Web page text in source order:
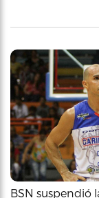
BSN suspendió